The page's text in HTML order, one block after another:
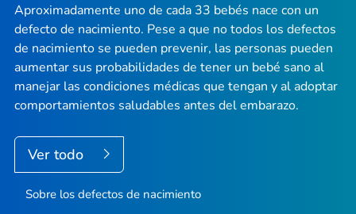
Aproximadamente uno de cada 33 bebés nace con un
defecto de nacimiento. Pese a que no todos los defectos
de nacimiento se pueden prevenir, las personas pueden
aumentar sus probabilidades de tener un bebé sano al
manejar las condiciones médicas que tengan y al adoptar
comportamientos saludables antes del embarazo.
Ver todo
Sobre los defectos de nacimiento